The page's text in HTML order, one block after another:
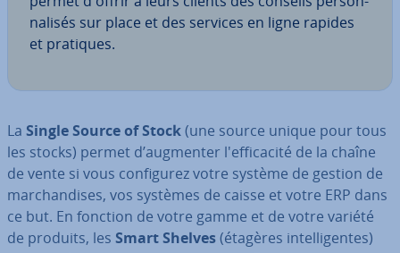
na­li­sés sur place et des services en ligne rapides
et pratiques.
La Single Source of Stock(une source unique pour tous
les stocks) permet d’augmenter l'ef­fi­ca­cité de la chaîne
de vente si vous con­fi­gu­rez votre système de gestion de
mar­chan­dises, vos systèmes de caisse et votre ERP dans
ce but. En fonction de votre gamme et de votre variété
de produits, les Smart Shelves(étagères in­tel­li­gentes)